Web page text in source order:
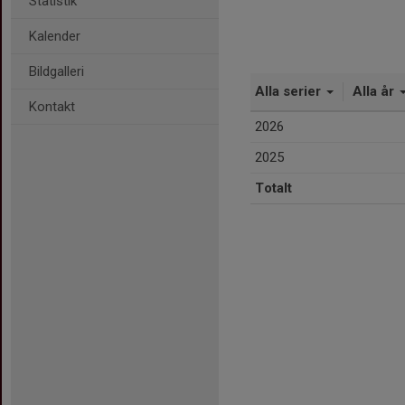
Kalender
Bildgalleri
Kontakt
Alla serier Alla år
2026
2025
Totalt